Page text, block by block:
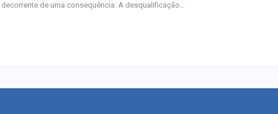
decorrente de uma consequência: A desqualificação…